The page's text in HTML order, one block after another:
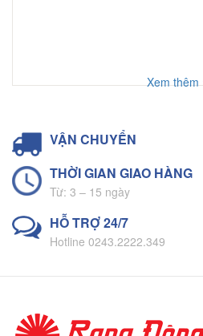
Xem thêm
VẬN CHUYỂN
THỜI GIAN GIAO HÀNG
Từ: 3 – 15 ngày
HỖ TRỢ 24/7
Hotline 0243.2222.349